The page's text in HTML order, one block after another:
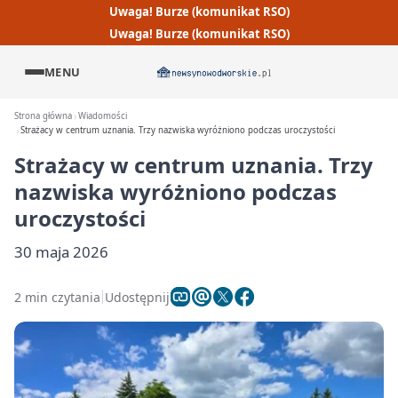
Uwaga! Burze (komunikat RSO)
Uwaga! Burze (komunikat RSO)
MENU
Strona główna Wiadomości
Strażacy w centrum uznania. Trzy nazwiska wyróżniono podczas uroczystości
Strażacy w centrum uznania. Trzy
nazwiska wyróżniono podczas
uroczystości
30 maja 2026
2 min czytania Udostępnij